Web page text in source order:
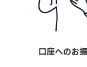
口座へのお